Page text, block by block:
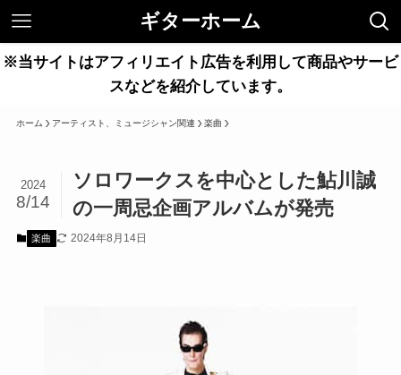
ギターホーム
※当サイトはアフィリエイト広告を利用して商品やサービ
スなどを紹介しています。
ホーム アーティスト、ミュージシャン関連 楽曲
ソロワークスを中心とした鮎川誠
の一周忌企画アルバムが発売
2024
8/14
楽曲 2024年8月14日